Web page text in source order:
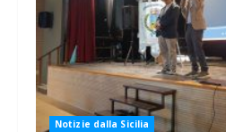
Notizie dalla Sicilia